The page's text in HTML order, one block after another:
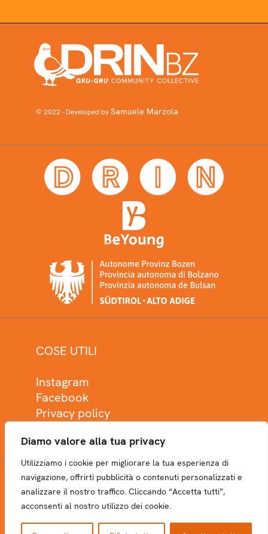
Diamo valore alla tua privacy
Utilizziamo i cookie per migliorare la tua esperienza di
navigazione, offrirti pubblicità o contenuti personalizzati e
analizzare il nostro traffico. Cliccando “Accetta tutti”,
acconsenti al nostro utilizzo dei cookie.
© 2022 - Developed bySamuele Marzola
COSE UTILI
Instagram
Facebook
Privacy policy
NEWSLETTER